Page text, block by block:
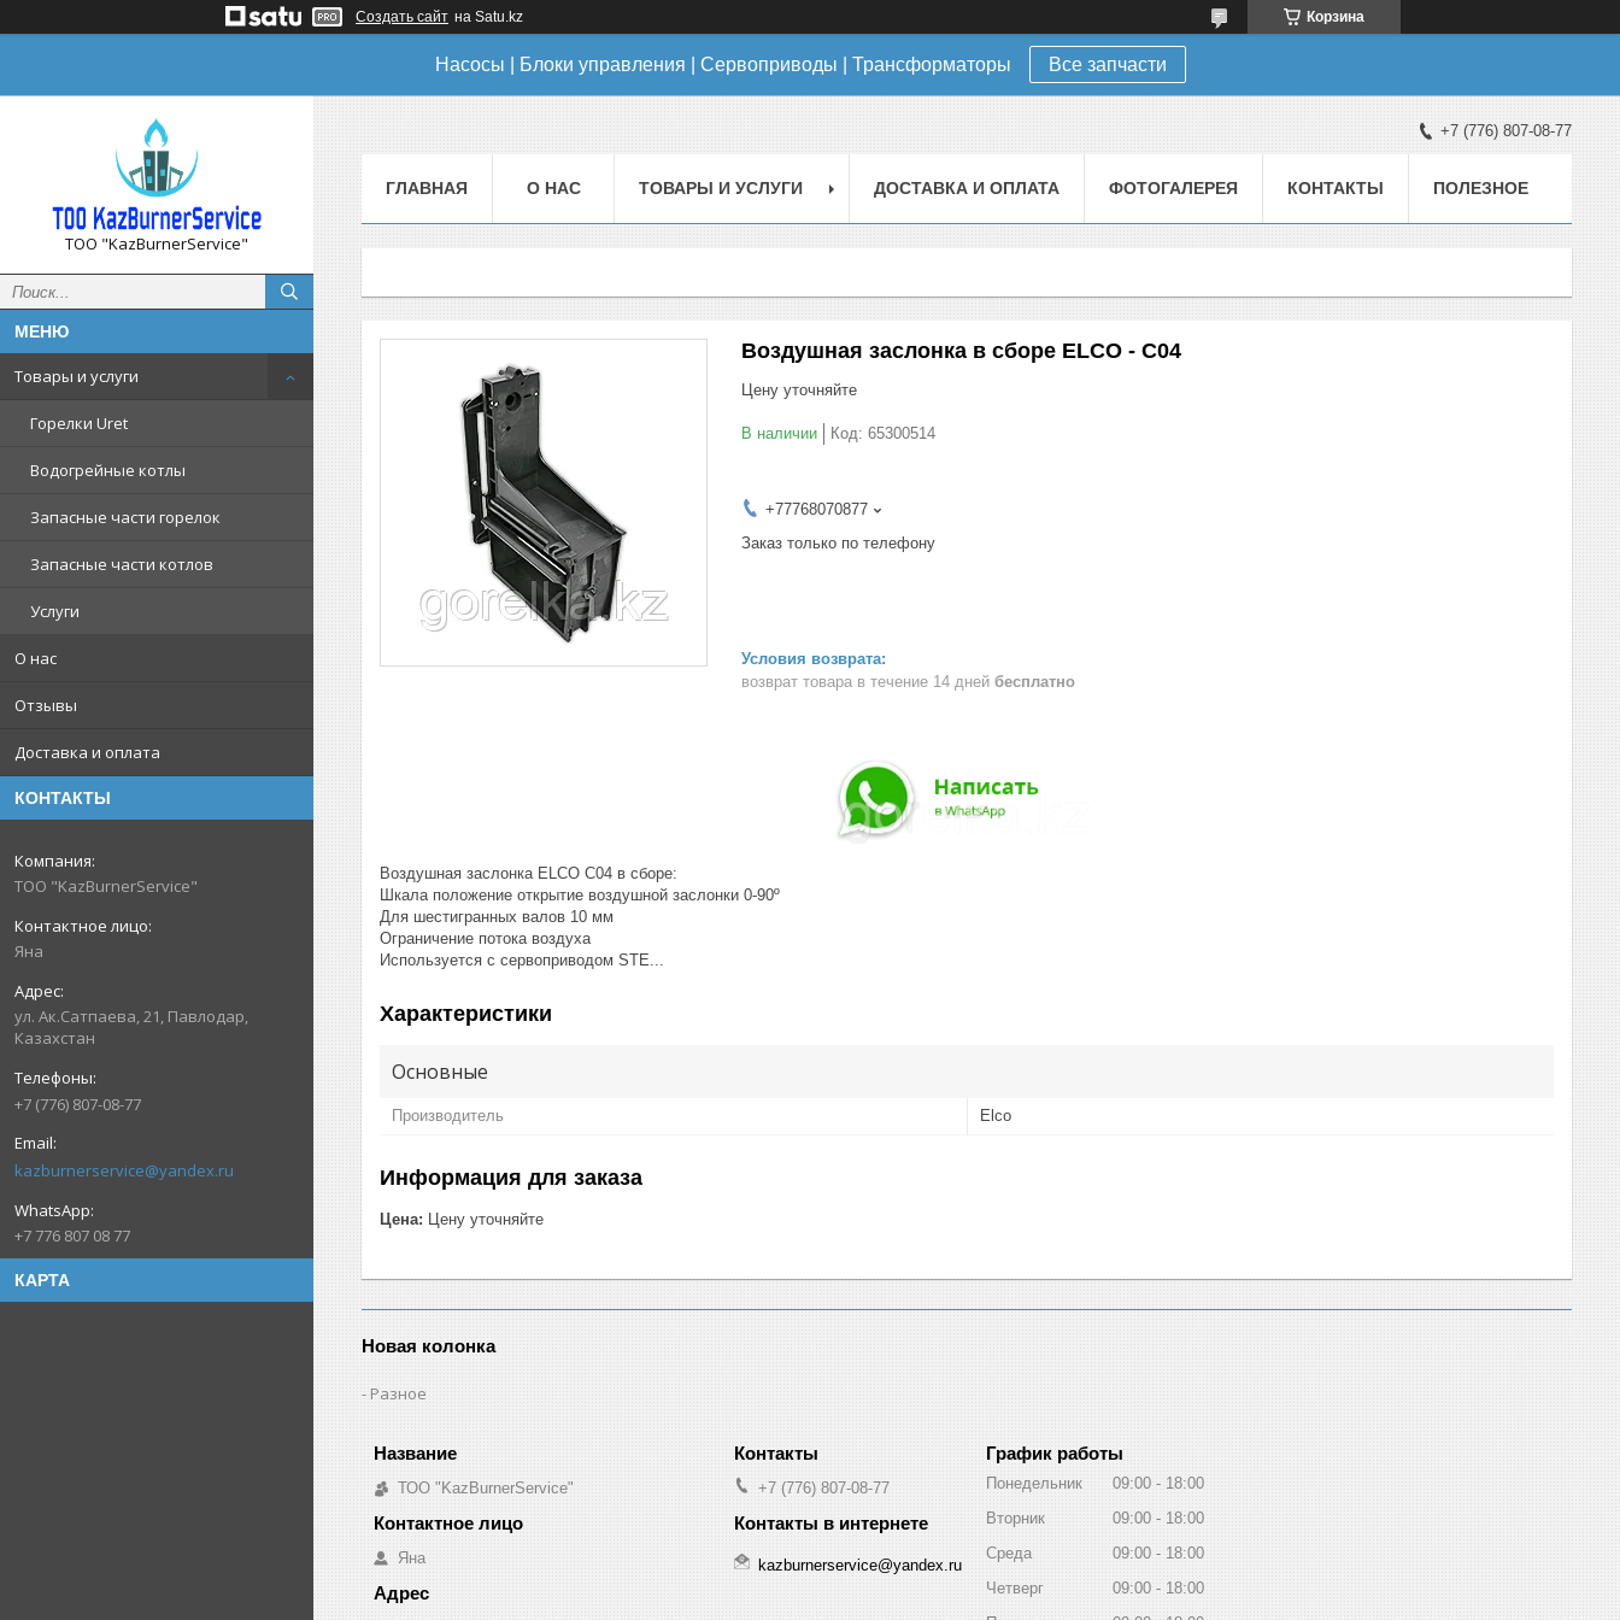
Создать сайт на Satu.kz Корзина
Насосы | Блоки управления | Сервоприводы | Трансформаторы Все запчасти
ТОО "KazBurnerService"
Товары и услуги
Горелки Uret
Водогрейные котлы
Запасные части горелок
Запасные части котлов
Услуги
О нас
Отзывы
Доставка и оплата
КОНТАКТЫ
ТОО "KazBurnerService"
Яна
ул. Ак.Сатпаева, 21, Павлодар,
Казахстан
+7 (776) 807-08-77
kazburnerservice@yandex.ru
+7 776 807 08 77
КАРТА
+7 (776) 807-08-77
ГЛАВНАЯ О НАС ТОВАРЫ И УСЛУГИ ДОСТАВКА И ОПЛАТА ФОТОГАЛЕРЕЯ КОНТАКТЫ ПОЛЕЗНОЕ
Воздушная заслонка в сборе ELCO - C04
Цену уточняйте
В наличии Код: 65300514
+77768070877
Заказ только по телефону
возврат товара в течение 14 дней бесплатно
Воздушная заслонка ELCO C04 в сборе:
Шкала положение открытие воздушной заслонки 0-90º
Для шестигранных валов 10 мм
Ограничение потока воздуха
Используется с cервоприводом STE...
Характеристики
Основные
Производитель Elco
Информация для заказа
Цена: Цену уточняйте
Новая колонка
Разное
ТОО "KazBurnerService"
Яна
+7 (776) 807-08-77
kazburnerservice@yandex.ru
График работы
Понедельник 09:00
18:00
Вторник
09:00
18:00
Среда
09:00
18:00
Четверг
09:00
18:00